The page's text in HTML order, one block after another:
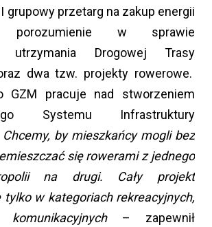
grupowy przetarg na zakup energii
porozumienie w sprawie
utrzymania Drogowej Trasy
dwa tzw. projekty rowerowe.
GZM pracuje nad stworzeniem
Systemu Infrastruktury
Chcemy, by mieszkańcy mogli bez
się rowerami z jednego
na drugi. Cały projekt
tylko w kategoriach rekreacyjnych,
– zapewnił